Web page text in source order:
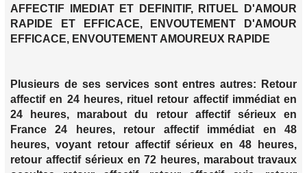
AFFECTIF IMEDIAT ET DEFINITIF, RITUEL D'AMOUR
RAPIDE ET EFFICACE, ENVOUTEMENT D'AMOUR
EFFICACE, ENVOUTEMENT AMOUREUX RAPIDE
Plusieurs de ses services sont entres autres: Retour
affectif en 24 heures, rituel retour affectif immédiat en
24 heures, marabout du retour affectif sérieux en
France 24 heures, retour affectif immédiat en 48
heures, voyant retour affectif sérieux en 48 heures,
retour affectif sérieux en 72 heures, marabout travaux